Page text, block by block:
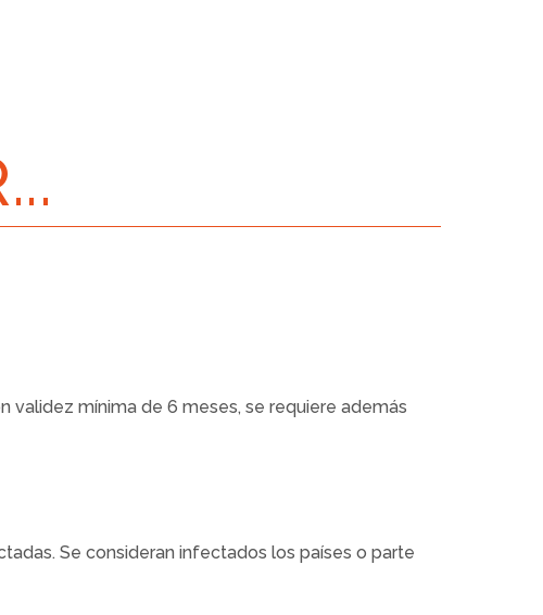
validez mínima de 6 meses, se requiere además
Se consideran infectados los países o parte